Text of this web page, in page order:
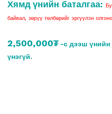
Хямд үнийн баталгаа:
байвал, зөрүү төлбөрийг эргүүлэн
2,500,000₮ -с дээш үнийн
үнэгүй.